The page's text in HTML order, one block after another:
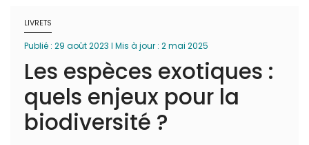
LIVRETS
Publié : 29 août 2023 I Mis à jour : 2 mai 2025
Les espèces exotiques :
quels enjeux pour la
biodiversité ?